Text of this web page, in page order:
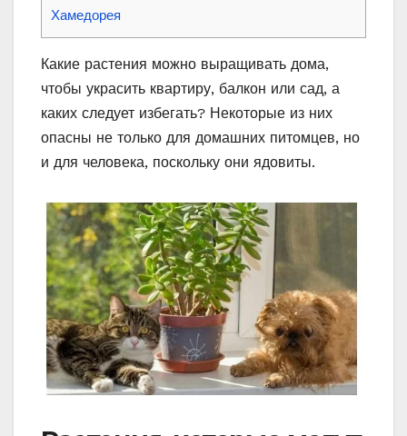
Хамедорея
Какие растения можно выращивать дома,
чтобы украсить квартиру, балкон или сад, а
каких следует избегать? Некоторые из них
опасны не только для домашних питомцев, но
и для человека, поскольку они ядовиты.